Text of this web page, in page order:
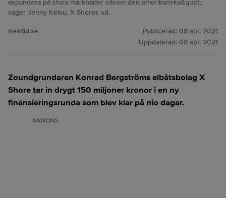
expandera på stora marknader såsom den amerikanska&quot;,
säger Jenny Keisu, X Shores vd.
Realtid.se Publicerad: 08 apr. 2021
Uppdaterad: 08 apr. 2021
Zoundgrundaren Konrad Bergströms elbåtsbolag X
Shore tar in drygt 150 miljoner kronor i en ny
finansieringsrunda som blev klar på nio dagar.
ANNONS